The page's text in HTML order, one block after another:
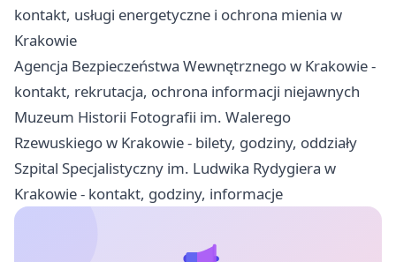
kontakt, usługi energetyczne i ochrona mienia w
Krakowie
Agencja Bezpieczeństwa Wewnętrznego w Krakowie -
kontakt, rekrutacja, ochrona informacji niejawnych
Muzeum Historii Fotografii im. Walerego
Rzewuskiego w Krakowie - bilety, godziny, oddziały
Szpital Specjalistyczny im. Ludwika Rydygiera w
Krakowie - kontakt, godziny, informacje